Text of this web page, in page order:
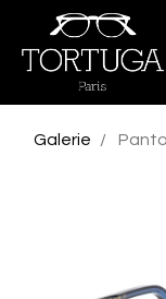
Galerie